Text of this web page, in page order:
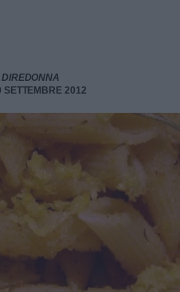
SETTEMBRE 2012